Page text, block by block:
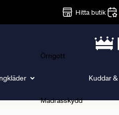
Hitta butik
Örngott
Madrasskydd
Kuddar